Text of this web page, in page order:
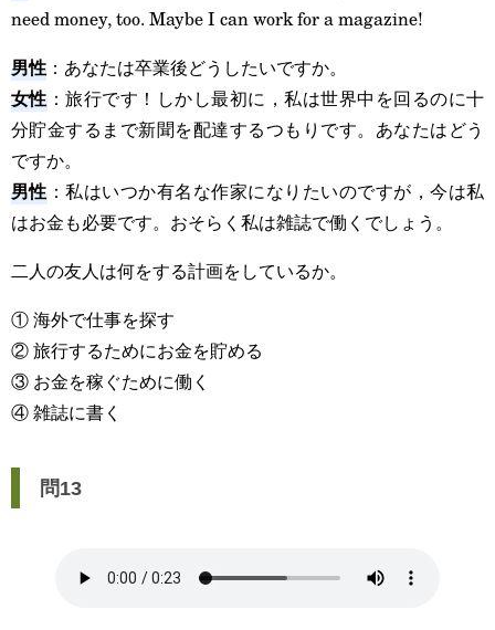
need money, too. Maybe I can work for a magazine!
男性 ：あなたは卒業後どうしたいですか。
女性：旅行です！しかし最初に，私は世界中を回るのに十
分貯金するまで新聞を配達するつもりです。あなたはどう
ですか。
男性：私はいつか有名な作家になりたいのですが，今は私
はお金も必要です。おそらく私は雑誌で働くでしょう。
二人の友人は何をする計画をしているか。
① 海外で仕事を探す
② 旅行するためにお金を貯める
③ お金を稼ぐために働く
④ 雑誌に書く
問13